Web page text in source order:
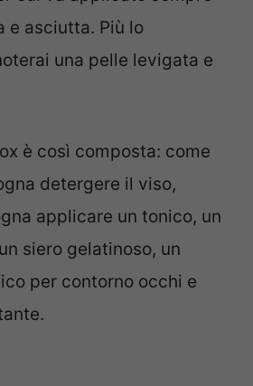
e asciutta. Più lo
una pelle levigata e
è così composta: come
detergere il viso,
applicare un tonico, un
siero gelatinoso, un
per contorno occhi e